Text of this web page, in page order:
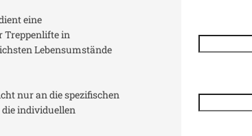
eine
Treppenlifte in
Lebensumstände
nur an die spezifischen
individuellen